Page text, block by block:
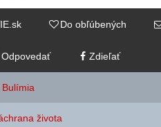
Do obľúbených
Odpovedať Zdieľať
života